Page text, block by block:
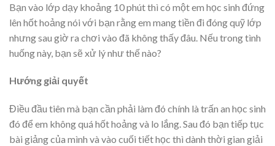
Bạn vào lớp dạy khoảng 10 phút thì có một em học sinh đứng
lên hốt hoảng nói với bạn rằng em mang tiền đi đóng quỹ lớp
nhưng sau giờ ra chơi vào đã không thấy đâu. Nếu trong tình
huống này, bạn sẽ xử lý như thế nào?
Hướng giải quyết
Điều đầu tiên mà bạn cần phải làm đó chính là trấn an học sinh
đó để em không quá hốt hoảng và lo lắng. Sau đó bạn tiếp tục
bài giảng của mình và vào cuối tiết học thì dành thời gian giải